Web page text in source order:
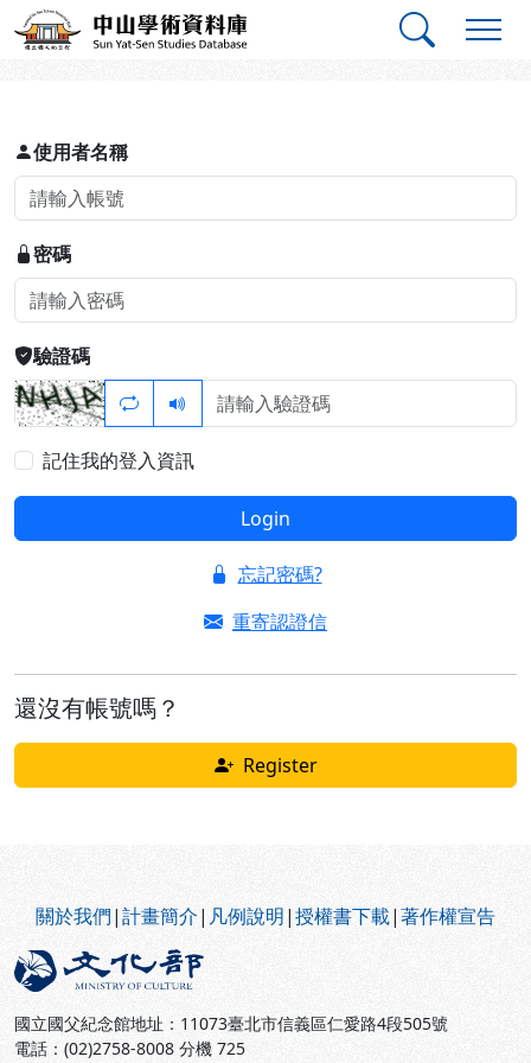
跳到主要內容
中山學術資料庫
登入
使用者名稱
密碼
驗證碼
記住我的登入資訊
Login
忘記密碼?
重寄認證信
還沒有帳號嗎？
Register
關於我們|計畫簡介| 凡例說明|授權書下載|著作權宣告
國立國父紀念館地址：11073臺北市信義區仁愛路4段505號
電話：(02)2758-8008 分機 725